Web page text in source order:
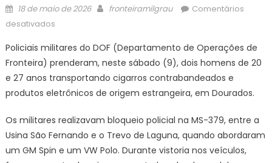
Posted
on
18 de maio de 2026 Author
fronteiramilgrau
Comentários
desativadosem
prende
dupla
com
cigarros
e
eletrônicos
em
Policiais militares do DOF (Departamento de Operações de
Fronteira) prenderam, neste sábado (9), dois homens de 20
e 27 anos transportando cigarros contrabandeados e
produtos eletrônicos de origem estrangeira, em Dourados.
Os militares realizavam bloqueio policial na MS-379, entre a
Usina São Fernando e o Trevo de Laguna, quando abordaram
um GM Spin e um VW Polo. Durante vistoria nos veículos,